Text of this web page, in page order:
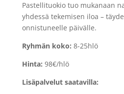
Pastellituokio tuo mukanaan
yhdessä tekemisen iloa –
onnistuneelle päivälle.
Ryhmän koko: 8-25hlö
Hinta: 98€/hlö
Lisäpalvelut saatavilla: